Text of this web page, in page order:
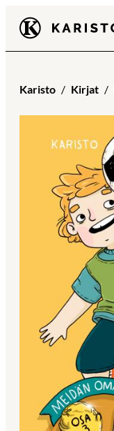
Siirry
suoraan
sisältöön
Karisto
Karisto Kirjat